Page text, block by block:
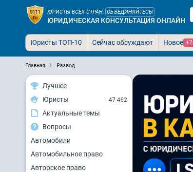
ЮРИСТЫ ВСЕХ СТРАН, ОБЪЕДИНЯЙТЕСЬ!
ЮРИДИЧЕСКАЯ КОНСУЛЬТАЦИЯ ОНЛАЙН
Юристы ТОП-10 Сейчас обсуждают Новое
Главная Развод
Лучшее
Юристы
47 462
Актуальные темы
Вопросы
Автомобили
Автомобильное право
Авторское право